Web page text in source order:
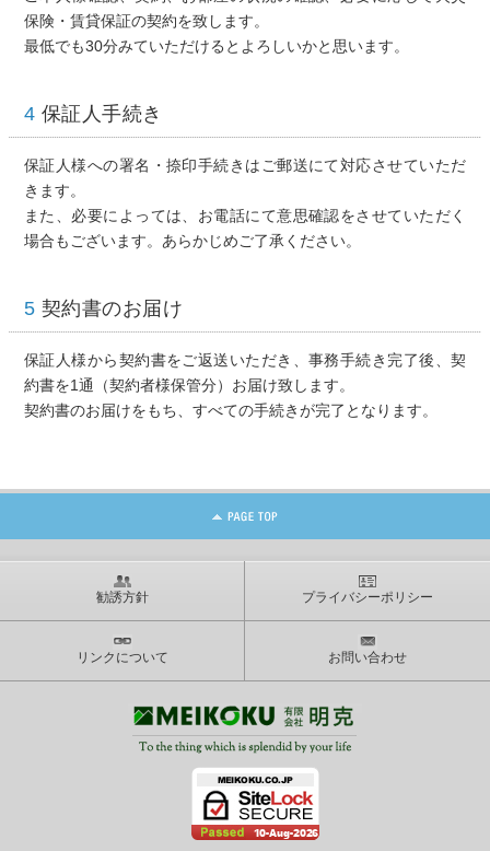
保険・賃貸保証の契約を致します。
最低でも30分みていただけるとよろしいかと思います。
4 保証人手続き
保証人様への署名・捺印手続きはご郵送にて対応させていただ
きます。
また、必要によっては、お電話にて意思確認をさせていただく
場合もございます。あらかじめご了承ください。
5 契約書のお届け
保証人様から契約書をご返送いただき、事務手続き完了後、契
約書を1通（契約者様保管分）お届け致します。
契約書のお届けをもち、すべての手続きが完了となります。
勧誘方針 プライバシーポリシー
リンクについて お問い合わせ